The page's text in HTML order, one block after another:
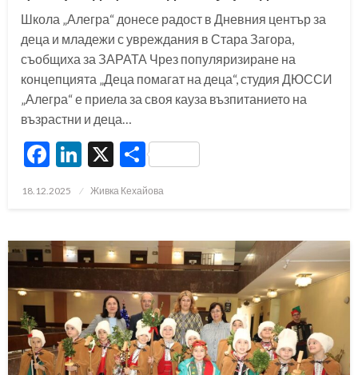
Школа „Алегра“ донесе радост в Дневния център за
деца и младежи с увреждания в Стара Загора,
съобщиха за ЗАРАТА Чрез популяризиране на
концепцията „Деца помагат на деца“, студия ДЮССИ
„Алегра“ е приела за своя кауза възпитанието на
възрастни и деца…
Facebook
LinkedIn
X Share
Posted
18.12.2025 Живка Кехайова